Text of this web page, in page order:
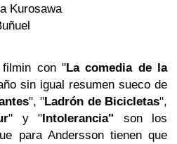
Kurosawa
filmin con "La comedia de la
sin igual resumen sueco de
", "Ladrón de Bicicletas",
" y "Intolerancia" son los
para Andersson tienen que